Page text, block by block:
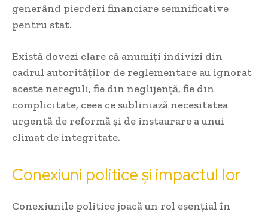
generând pierderi financiare semnificative
pentru stat.
Există dovezi clare că anumiți indivizi din
cadrul autorităților de reglementare au ignorat
aceste nereguli, fie din neglijență, fie din
complicitate, ceea ce subliniază necesitatea
urgentă de reformă și de instaurare a unui
climat de integritate.
Conexiuni politice și impactul lor
Conexiunile politice joacă un rol esențial în